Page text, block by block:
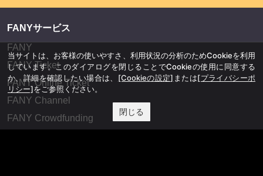
FANYサービス
FANY
FANY Ticket
FANY Online Ticket
FANY Channel
FANY Crowdfunding
当サイトは、お客様の使いやすさ、利用状況の分析のためCookieを利用
しています。このダイアログを閉じることでCookieの使用に同意する
か、詳細を確認したい場合は、 [Cookieの設定] または[プライバシーポ
リシー]をご参照ください。
閉じる